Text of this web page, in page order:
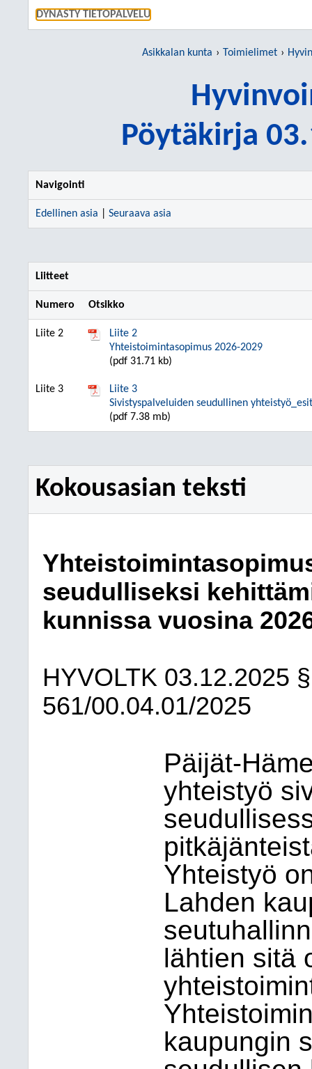
DYNASTY TIETOPALVELU
Asikkalan kunta Toimielimet
Pöytäkirja
Navigointi
Edellinen asia Seuraava asia
Liitteet
Numero Otsikko
Liite 2
Liite 2
Yhteistoimintasopimus 2026-2029
(pdf 31.71 kb)
Liite 3
Liite 3
Sivistyspalveluiden seudullinen
(pdf 7.38 mb)
Kokousasian teksti
seudulliseksi
kunnissa vuosina
HYVOLTK 03.12.2025
561/00.04.01/2025
Päijät-
yhteistyö
Yhteistyö
Lahden
lähtien sitä
kaupungin